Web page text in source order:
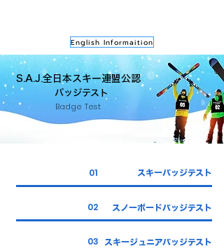
English Informaition
S.A.J.全日本スキー連盟公認
​バッジテスト
Badge Test
01 スキーバッジテスト
02 スノーボードバッジテスト
03 スキージュニアバッジテスト